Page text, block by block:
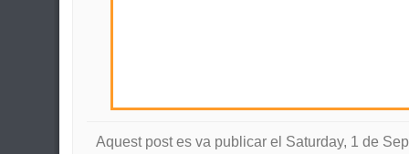
Aquest post es va publicar el Saturday, 1 de